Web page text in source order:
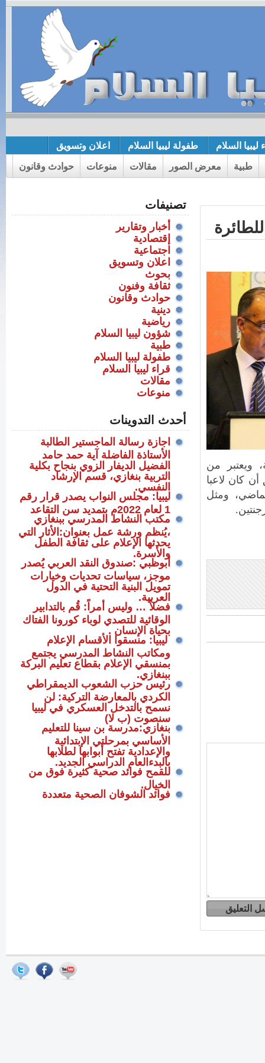
ليبيا السلام طفولة ليبيا السلام اعلان وتسويق
طبية معرض الصور مقالات منوعات حوادث وقانون
تصنيفات
أخبار وتقارير
إقتصادية
اجتماعية
اعلان وتسويق
بحوث
ثقافة وفنون
حوادث وقانون
دينية
رياضية
شؤون ليبيا السلام
طبية
طفولة ليبيا السلام
قراء ليبيا السلام
مقالات
منوعات
أحدث التدوينات
اجازة رسالة الماجستير الطالبة
الأستاذة الفاضلة آية حمد حامد
الفضيل الديفار الزوي بنجاح بكلية
التربية بنغازي، قسم الإرشاد
النفسي.
ليبيا: مجلس النواب يصدر قرار رقم
1 لعام 2022م بتمديد سن التقاعد
مكتب النشاط المدرسي ببنغازي
،يُنظم ورشة عمل بعنوان:الأثار التي
يحدثها الإعلام على ثقافة الطفل
والأسرة.
أبوظبي :صندوق النقد العربي يُصدر
موجز، سياسات تحديات وخيارات
تمويل البنية التحتية في الدول
العربية.
فضلاً … وليس أمراً: قُم بالتدابير
الوقائية للتصدي لوباء كورونا الفتاك
بحياة الإنسان .
ليبيا: منسقوا الأقسام الإعلام
ومكاتب النشاط المدرسي يجتمع
بمنسقي الإعلام بقطاع تعليم البركة
ببنغازي.
رئيس حزب الشعوب الديمقراطي
الكردي بالمعارضة التركية: لن
نسمح بالتدخل العسكري في ليبيا
سنصوت (ب لا)
بنغازي:مدرسة بن سينا للتعليم
الأساسي بمرحلتي الإبتدائية
والإعدادية تفتح أبوابها لطلابها
بالبدءالعام الدراسي الجديد.
للقمح فوائد صحية كثيرة فوق من
الخيال.
فوائد الشوفان الصحية متعددة
ويعتبر من
كان لاعبا
ومثل